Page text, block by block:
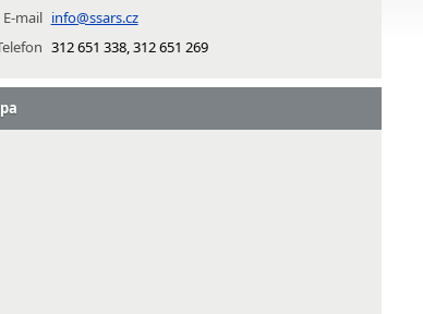
E-mail info@ssars.cz
312 651 338, 312 651 269